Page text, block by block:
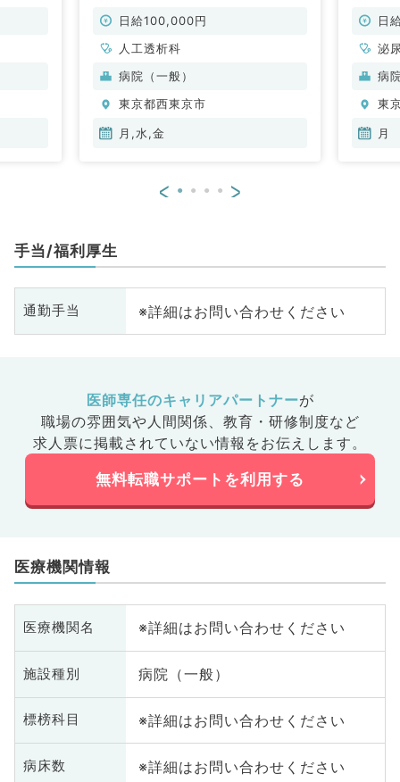
勤） 日給100,000円
人工透析科
病院（一般）
東京都西東京市
月,水,金
日
泌
科
病
東
月
< >
手当/福利厚生
通勤手当 ※詳細はお問い合わせください
医師専任のキャリアパートナーが
職場の雰囲気や人間関係、 教育・研修制度など
求人票に掲載されていない情報をお伝えします。
無料転職サポートを利用する
医療機関情報
医療機関名 ※詳細はお問い合わせください
施設種別 病院（一般）
標榜科目 ※詳細はお問い合わせください
病床数 ※詳細はお問い合わせください